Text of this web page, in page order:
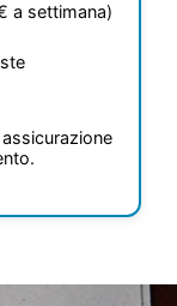
a settimana)